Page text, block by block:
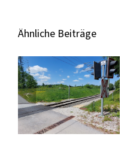
Ähnliche Beiträge